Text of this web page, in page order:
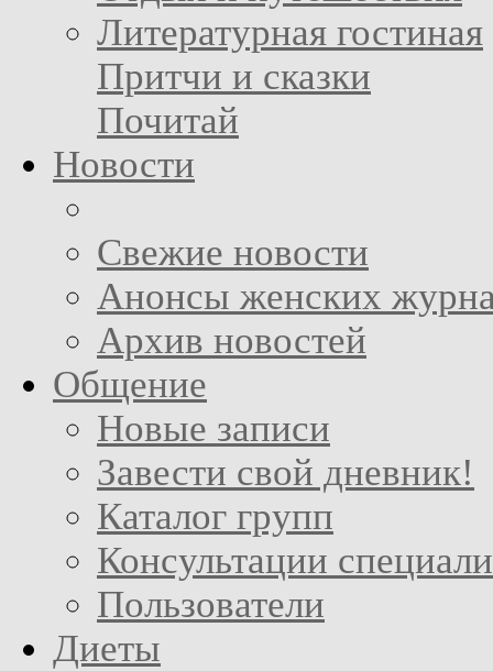
Литературная гостиная
Притчи и сказки
Почитай
Новости
Свежие новости
Анонсы женских
Архив новостей
Общение
Новые записи
Завести свой дневник!
Каталог групп
Консультации
Пользователи
Диеты